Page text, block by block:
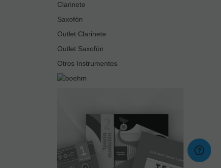
Clarinete
Saxofón
Outlet Clarinete
Outlet Saxofón
Otros Instrumentos